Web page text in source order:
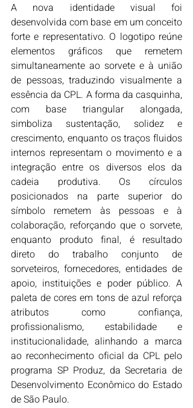
A nova identidade visual foi
desenvolvida com base em um conceito
forte e representativo. O logotipo reúne
elementos gráficos que remetem
simultaneamente ao sorvete e à união
de pessoas, traduzindo visualmente a
essência da CPL. A forma da casquinha,
com base triangular alongada,
simboliza sustentação, solidez e
crescimento, enquanto os traços fluidos
internos representam o movimento e a
integração entre os diversos elos da
cadeia produtiva. Os círculos
posicionados na parte superior do
símbolo remetem às pessoas e à
colaboração, reforçando que o sorvete,
enquanto produto final, é resultado
direto do trabalho conjunto de
sorveteiros, fornecedores, entidades de
apoio, instituições e poder público. A
paleta de cores em tons de azul reforça
atributos como confiança,
profissionalismo, estabilidade e
institucionalidade, alinhando a marca
ao reconhecimento oficial da CPL pelo
programa SP Produz, da Secretaria de
Desenvolvimento Econômico do Estado
de São Paulo.